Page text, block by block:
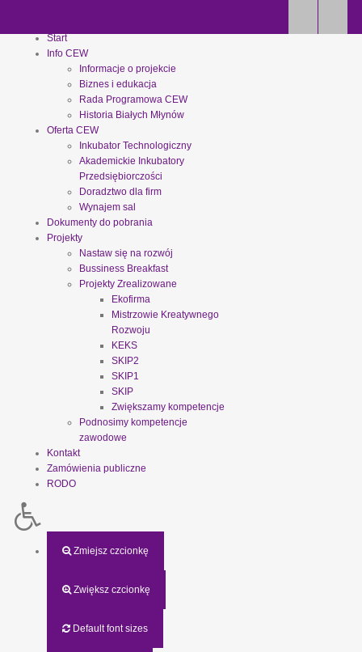
Start
Info CEW
Informacje o projekcie
Biznes i edukacja
Rada Programowa CEW
Historia Białych Młynów
Oferta CEW
Inkubator Technologiczny
Akademickie Inkubatory
Przedsiębiorczości
Doradztwo dla firm
Wynajem sal
Dokumenty do pobrania
Projekty
Nastaw się na rozwój
Bussiness Breakfast
Projekty Zrealizowane
Ekofirma
Mistrzowie Kreatywnego
Rozwoju
KEKS
SKIP2
SKIP1
SKIP
Zwiększamy kompetencje
Podnosimy kompetencje
zawodowe
Kontakt
Zamówienia publiczne
RODO
Zmiejsz czcionkę
Zwiększ czcionkę
Default font sizes